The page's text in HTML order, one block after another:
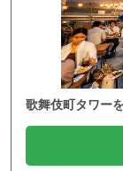
歌舞伎町タワー